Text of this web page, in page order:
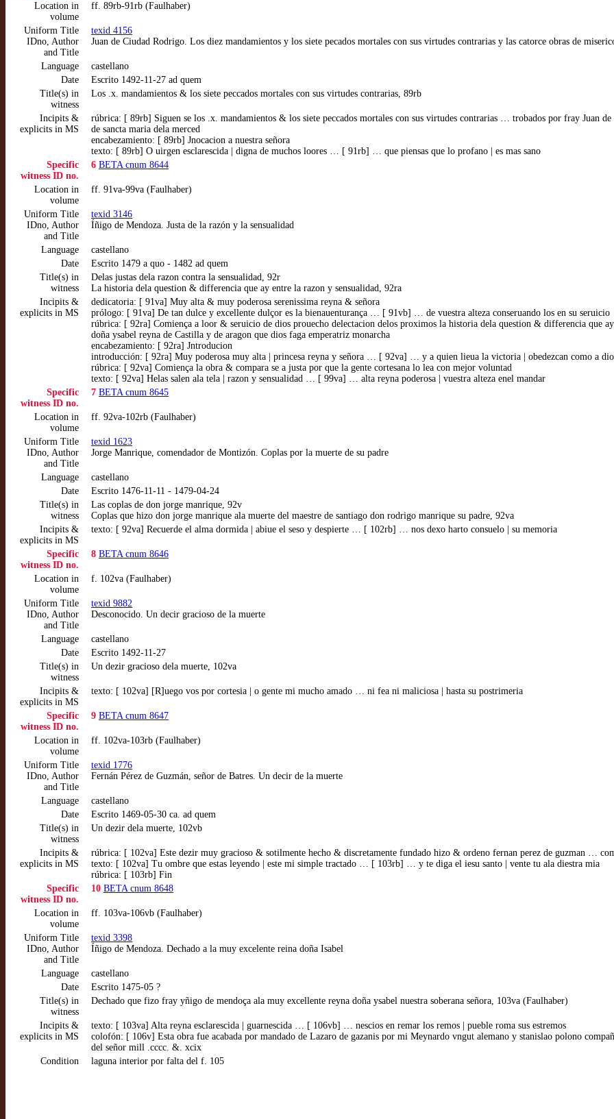
Location in
volume
ff. 89rb-91rb (Faulhaber)
Uniform Title
IDno, Author
and Title
texid 4156
Juan de Ciudad Rodrigo. Los diez mandamientos y los siete pecados mortales con sus virtudes contrarias y las catorce obras de
Language
castellano
Date
Escrito 1492-11-27 ad quem
Title(s) in
witness
Los .x. mandamientos & los siete peccados mortales con sus virtudes contrarias, 89rb
Incipits &
explicits in MS
rúbrica: [ 89rb] Siguen se los .x. mandamientos & los siete peccados mortales con sus virtudes contrarias … trobados por fray Juan
de sancta maria dela merced
encabezamiento: [ 89rb] Jnocacion a nuestra señora
texto: [ 89rb] O uirgen esclarescida | digna de muchos loores … [ 91rb] … que piensas que lo profano | es mas sano
Specific
witness ID no.
6 BETA cnum 8644
Location in
volume
ff. 91va-99va (Faulhaber)
Uniform Title
IDno, Author
and Title
texid 3146
Íñigo de Mendoza. Justa de la razón y la sensualidad
Language
castellano
Date
Escrito 1479 a quo - 1482 ad quem
Title(s) in
witness
Delas justas dela razon contra la sensualidad, 92r
La historia dela question & differencia que ay entre la razon y sensualidad, 92ra
Incipits &
explicits in MS
dedicatoria: [ 91va] Muy alta & muy poderosa serenissima reyna & señora
prólogo: [ 91va] De tan dulce y excellente dulçor es la bienauenturança … [ 91vb] … de vuestra alteza conseruando los en su seruicio
rúbrica: [ 92ra] Comiença a loor & seruicio de dios prouecho delectacion delos proximos la historia dela question & differencia que
doña ysabel reyna de Castilla y de aragon que dios faga emperatriz monarcha
encabezamiento: [ 92ra] Jntroducion
introducción: [ 92ra] Muy poderosa muy alta | princesa reyna y señora … [ 92va] … y a quien lieua la victoria | obedezcan como a
rúbrica: [ 92va] Comiença la obra & compara se a justa por que la gente cortesana lo lea con mejor voluntad
texto: [ 92va] Helas salen ala tela | razon y sensualidad … [ 99va] … alta reyna poderosa | vuestra alteza enel mandar
Specific
witness ID no.
7 BETA cnum 8645
Location in
volume
ff. 92va-102rb (Faulhaber)
Uniform Title
IDno, Author
and Title
texid 1623
Jorge Manrique, comendador de Montizón. Coplas por la muerte de su padre
Language
castellano
Date
Escrito 1476-11-11 - 1479-04-24
Title(s) in
witness
Las coplas de don jorge manrique, 92v
Coplas que hizo don jorge manrique ala muerte del maestre de santiago don rodrigo manrique su padre, 92va
Incipits &
explicits in MS
texto: [ 92va] Recuerde el alma dormida | abiue el seso y despierte … [ 102rb] … nos dexo harto consuelo | su memoria
Specific
witness ID no.
8 BETA cnum 8646
Location in
volume
f. 102va (Faulhaber)
Uniform Title
IDno, Author
and Title
texid 9882
Desconocido. Un decir gracioso de la muerte
Language
castellano
Date
Escrito 1492-11-27
Title(s) in
witness
Un dezir gracioso dela muerte, 102va
Incipits &
explicits in MS
texto: [ 102va] [R]uego vos por cortesia | o gente mi mucho amado … ni fea ni maliciosa | hasta su postrimeria
Specific
witness ID no.
9 BETA cnum 8647
Location in
volume
ff. 102va-103rb (Faulhaber)
Uniform Title
IDno, Author
and Title
texid 1776
Fernán Pérez de Guzmán, señor de Batres. Un decir de la muerte
Language
castellano
Date
Escrito 1469-05-30 ca. ad quem
Title(s) in
witness
Un dezir dela muerte, 102vb
Incipits &
explicits in MS
rúbrica: [ 102va] Este dezir muy gracioso & sotilmente hecho & discretamente fundado hizo & ordeno fernan perez de guzman …
texto: [ 102va] Tu ombre que estas leyendo | este mi simple tractado … [ 103rb] … y te diga el iesu santo | vente tu ala diestra mia
rúbrica: [ 103rb] Fin
Specific
witness ID no.
10 BETA cnum 8648
Location in
volume
ff. 103va-106vb (Faulhaber)
Uniform Title
IDno, Author
and Title
texid 3398
Íñigo de Mendoza. Dechado a la muy excelente reina doña Isabel
Language
castellano
Date
Escrito 1475-05 ?
Title(s) in
witness
Dechado que fizo fray yñigo de mendoça ala muy excellente reyna doña ysabel nuestra soberana señora, 103va (Faulhaber)
Incipits &
explicits in MS
texto: [ 103va] Alta reyna esclarescida | guarnescida … [ 106vb] … nescios en remar los remos | pueble roma sus estremos
colofón: [ 106v] Esta obra fue acabada por mandado de Lazaro de gazanis por mi Meynardo vngut alemano y stanislao polono
del señor mill .cccc. &. xcix
Condition
laguna interior por falta del f. 105